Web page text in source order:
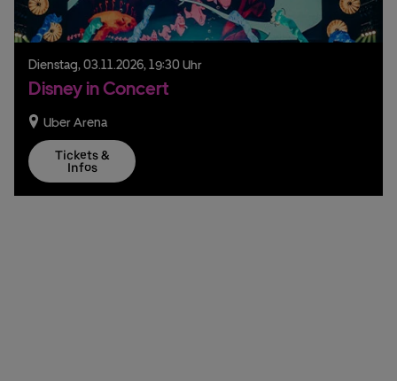
Dienstag, 03.11.2026, 19:30 Uhr
Disney in Concert
Uber Arena
Tickets &
Infos